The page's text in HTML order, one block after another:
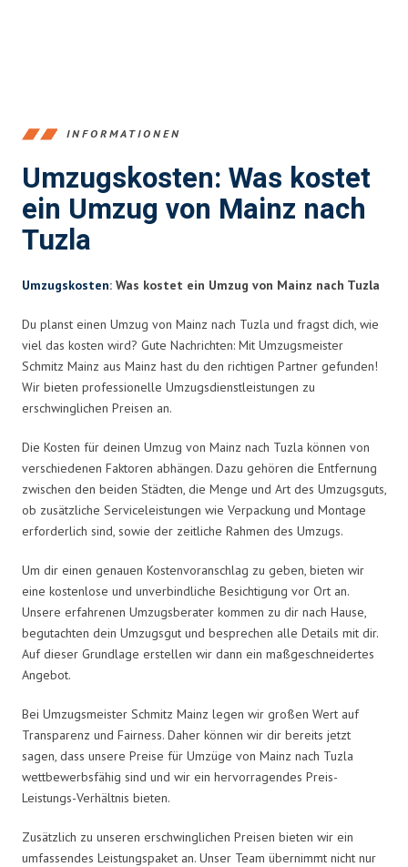
INFORMATIONEN
Umzugskosten: Was kostet
ein Umzug von Mainz nach
Tuzla
Umzugskosten: Was kostet ein Umzug von Mainz nach Tuzla
Du planst einen Umzug von Mainz nach Tuzla und fragst dich, wie
viel das kosten wird? Gute Nachrichten: Mit Umzugsmeister
Schmitz Mainz aus Mainz hast du den richtigen Partner gefunden!
Wir bieten professionelle Umzugsdienstleistungen zu
erschwinglichen Preisen an.
Die Kosten für deinen Umzug von Mainz nach Tuzla können von
verschiedenen Faktoren abhängen. Dazu gehören die Entfernung
zwischen den beiden Städten, die Menge und Art des Umzugsguts,
ob zusätzliche Serviceleistungen wie Verpackung und Montage
erforderlich sind, sowie der zeitliche Rahmen des Umzugs.
Um dir einen genauen Kostenvoranschlag zu geben, bieten wir
eine kostenlose und unverbindliche Besichtigung vor Ort an.
Unsere erfahrenen Umzugsberater kommen zu dir nach Hause,
begutachten dein Umzugsgut und besprechen alle Details mit dir.
Auf dieser Grundlage erstellen wir dann ein maßgeschneidertes
Angebot.
Bei Umzugsmeister Schmitz Mainz legen wir großen Wert auf
Transparenz und Fairness. Daher können wir dir bereits jetzt
sagen, dass unsere Preise für Umzüge von Mainz nach Tuzla
wettbewerbsfähig sind und wir ein hervorragendes Preis-
Leistungs-Verhältnis bieten.
Zusätzlich zu unseren erschwinglichen Preisen bieten wir ein
umfassendes Leistungspaket an. Unser Team übernimmt nicht nur